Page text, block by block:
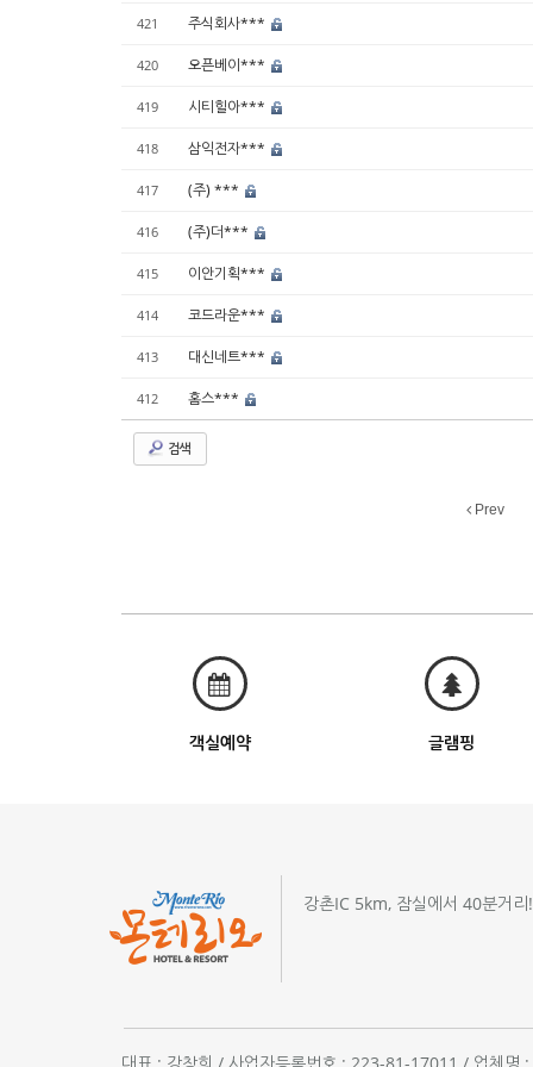
421 주식회사***
420 오픈베이***
419 시티힐아***
418 삼익전자***
417 (주) ***
416 (주)더***
415 이안기획***
414 코드라운***
413 대신네트***
412 홈스***
검색
Prev
객실예약 글램핑
강촌IC 5km, 잠실에서 40분거